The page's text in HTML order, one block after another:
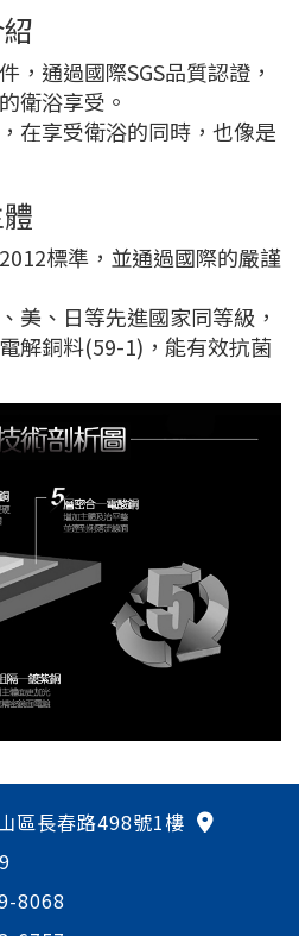
，通過國際SGS品質認證，
衛浴享受。
在享受衛浴的同時，也像是
標準，並通過國際的嚴謹
美、日等先進國家同等級，
解銅料(59-1)，能有效抗菌
區長春路498號1樓
8068